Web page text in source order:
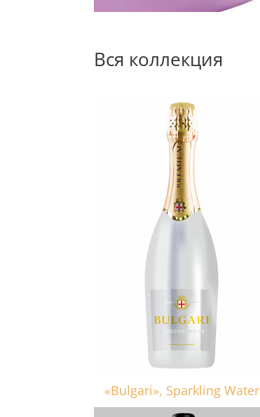
Вся коллекция
«Bulgari», Sparkling Water